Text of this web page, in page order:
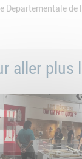
Departementale de
aller plus